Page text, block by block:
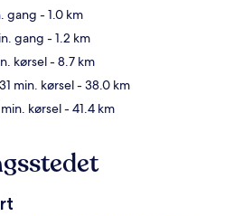
gang - 1.0 km
gang - 1.2 km
kørsel- 8.7 km
min. kørsel- 38.0 km
kørsel- 41.4 km